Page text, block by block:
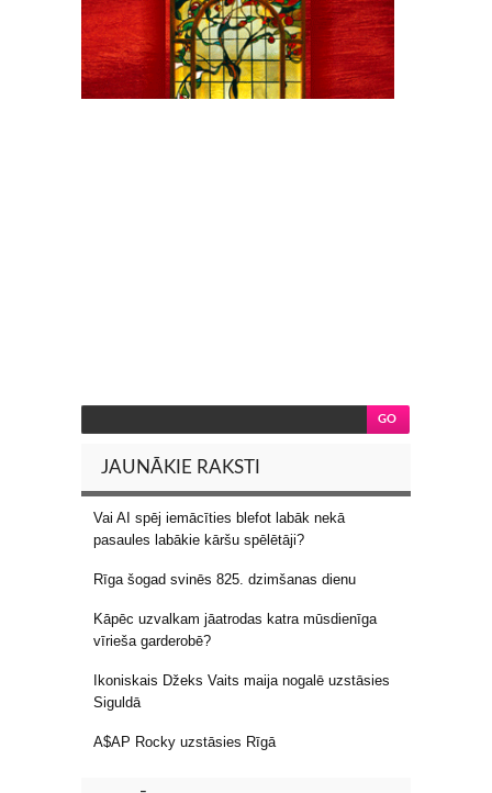
JAUNĀKIE RAKSTI
Vai AI spēj iemācīties blefot labāk nekā
pasaules labākie kāršu spēlētāji?
Rīga šogad svinēs 825. dzimšanas dienu
Kāpēc uzvalkam jāatrodas katra mūsdienīga
vīrieša garderobē?
Ikoniskais Džeks Vaits maija nogalē uzstāsies
Siguldā
A$AP Rocky uzstāsies Rīgā